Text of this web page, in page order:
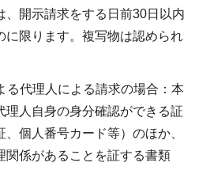
、開示請求をする日前30日以内
に限ります。複写物は認められ
る代理人による請求の場合：本
理人自身の身分確認ができる証
、個人番号カード等）のほか、
関係があることを証する書類